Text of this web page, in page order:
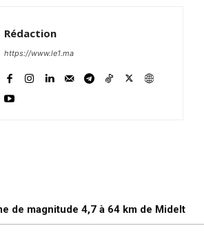
Rédaction
https://www.le1.ma
de magnitude 4,7 à 64 km de Midelt